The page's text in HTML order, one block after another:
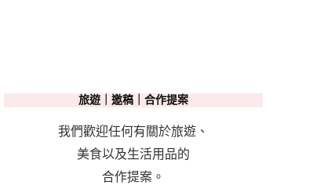
旅遊｜邀稿｜合作提案
我們歡迎任何有關於旅遊、
美食以及生活用品的
合作提案。